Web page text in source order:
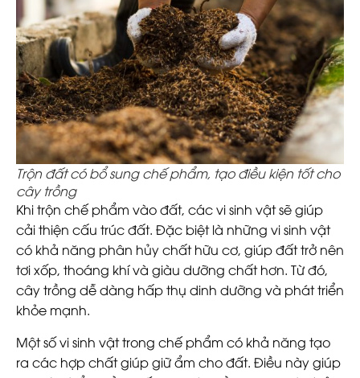
Trộn đất có bổ sung chế phẩm, tạo điều kiện tốt cho
cây trồng
Khi trộn chế phẩm vào đất, các vi sinh vật sẽ giúp
cải thiện cấu trúc đất. Đặc biệt là những vi sinh vật
có khả năng phân hủy chất hữu cơ, giúp đất trở nên
tơi xốp, thoáng khí và giàu dưỡng chất hơn. Từ đó,
cây trồng dễ dàng hấp thụ dinh dưỡng và phát triển
khỏe mạnh.
Một số vi sinh vật trong chế phẩm có khả năng tạo
ra các hợp chất giúp giữ ẩm cho đất. Điều này giúp